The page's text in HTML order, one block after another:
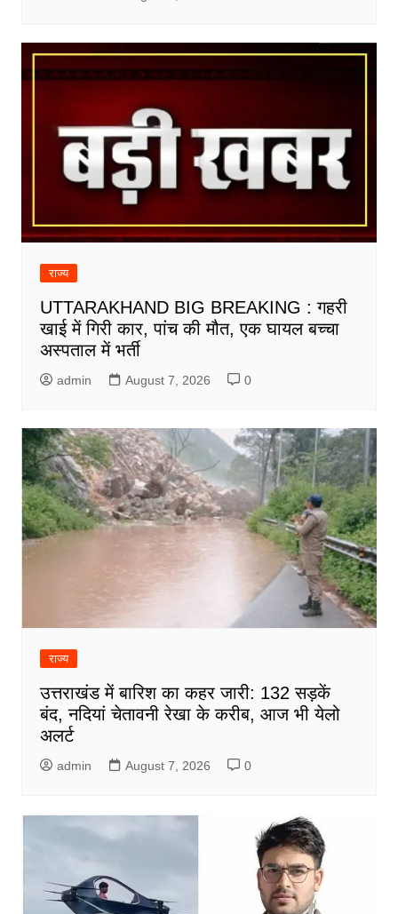
राज्य
UTTARAKHAND BIG BREAKING : गहरी
खाई में गिरी कार, पांच की मौत, एक घायल बच्चा
अस्पताल में भर्ती
admin August 7, 2026 0
राज्य
उत्तराखंड में बारिश का कहर जारी: 132 सड़कें
बंद, नदियां चेतावनी रेखा के करीब, आज भी येलो
अलर्ट
admin August 7, 2026 0